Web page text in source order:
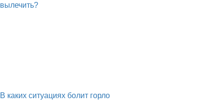
вылечить?
В каких ситуациях болит горло